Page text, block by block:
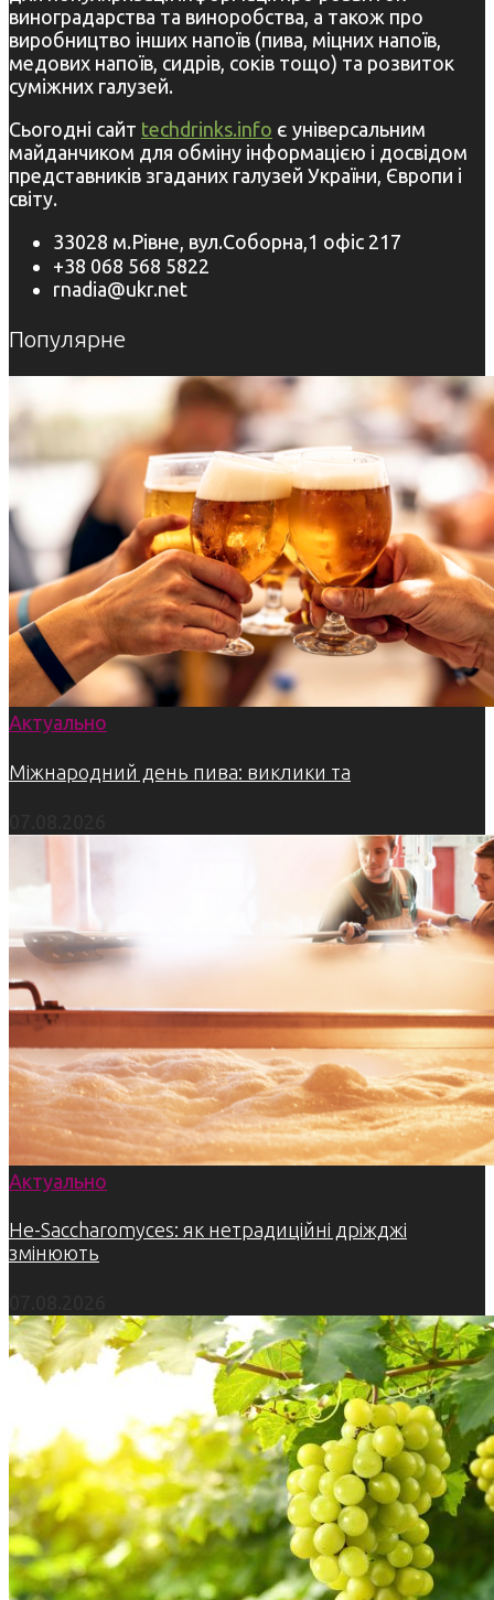
виноградарства та виноробства, а також про
виробництво інших напоїв (пива, міцних напоїв,
медових напоїв, сидрів, соків тощо) та розвиток
суміжних галузей.
Сьогодні сайт techdrinks.info є універсальним
майданчиком для обміну інформацією і досвідом
представників згаданих галузей України, Європи і
світу.
33028 м.Рівне, вул.Соборна,1 офіс 217
+38 068 568 5822
rnadia@ukr.net
Популярне
Актуально
Міжнародний день пива: виклики та
Актуально
Не-Saccharomyces: як нетрадиційні дріжджі
змінюють